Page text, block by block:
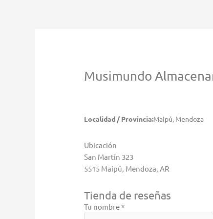
Musimundo
Localidad / Provincia:Maipú, Mendoza
Ubicación
San Martín 323
5515 Maipú, Mendoza, AR
Tienda de reseñas
Tu nombre *